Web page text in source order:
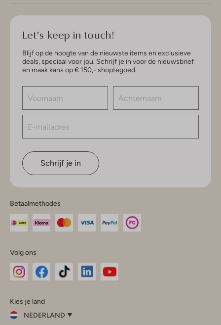
Let's keep in touch!
Blijf op de hoogte van de nieuwste items en exclusieve
deals, speciaal voor jou. Schrijf je in voor de nieuwsbrief
en maak kans op € 150,- shoptegoed.
Schrijf je in
Betaalmethodes
Volg ons
InstagramFacebook
Kies je land
NEDERLAND